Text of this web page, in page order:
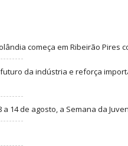
começa em Ribeirão Pires
da indústria e reforça
14 de agosto, a Semana da